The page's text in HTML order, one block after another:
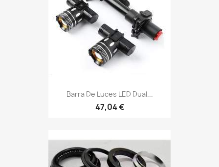
Barra De Luces LED Dual...
47,04 €